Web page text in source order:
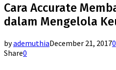
Cara Accurate
dalam Mengelola
byademuthiaDecember 21, 20170
Share0